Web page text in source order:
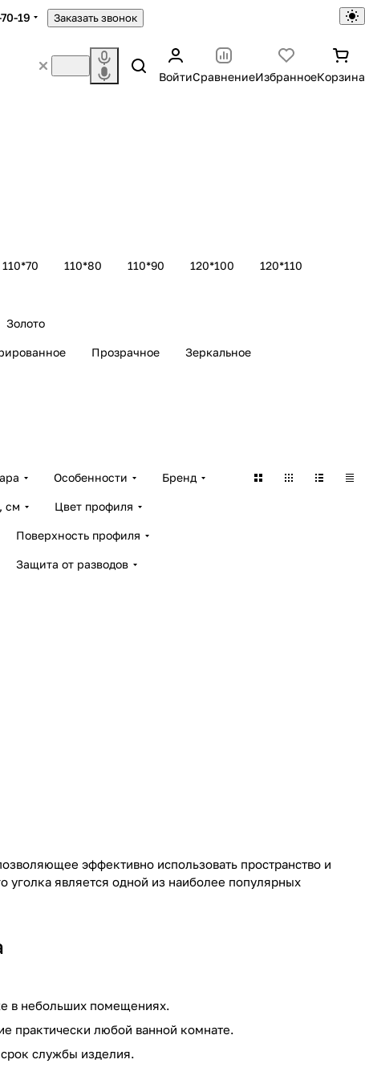
19 Заказать звонок
ВойтиСравнениеИзбранноеКорзина
110*70 110*80 110*90 120*100 120*110
Золото
Прозрачное Зеркальное
Особенности Бренд
см Цвет профиля
Поверхность профиля
Защита от разводов
эффективно использовать пространство и
является одной из наиболее популярных
в небольших помещениях.
практически любой ванной комнате.
службы изделия.